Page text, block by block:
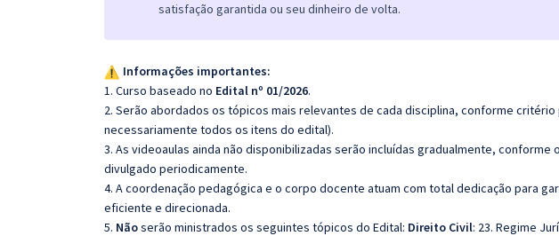
satisfação garantida ou seu dinheiro de volta.
Informações importantes:
1. Curso baseado no Edital nº 01/2026.
2. Serão abordados os tópicos mais relevantes de cada disciplina, conforme
necessariamente todos os itens do edital).
3. As videoaulas ainda não disponibilizadas serão incluídas gradualmente, conforme
divulgado periodicamente.
4. A coordenação pedagógica e o corpo docente atuam com total dedicação para
eficiente e direcionada.
5. Nãoserão ministrados os seguintes tópicos do Edital: Direito Civil: 23. Regime